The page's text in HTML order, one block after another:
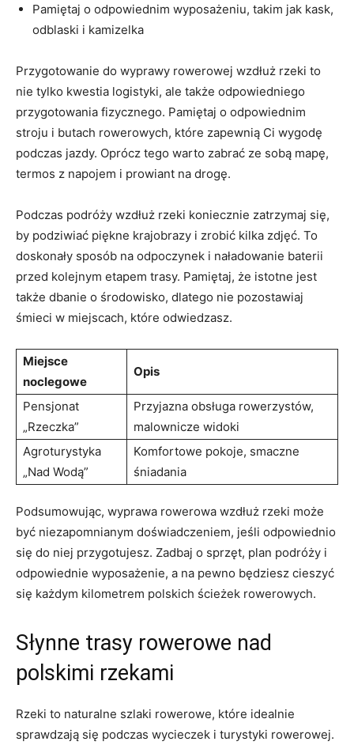
Pamiętaj o odpowiednim wyposażeniu, takim jak kask,
odblaski i kamizelka
Przygotowanie do wyprawy rowerowej wzdłuż​ rzeki to
nie tylko kwestia logistyki, ale także odpowiedniego
przygotowania fizycznego.‍ Pamiętaj o odpowiednim‍
stroju i butach rowerowych, które zapewnią Ci wygodę
podczas jazdy. Oprócz tego warto zabrać ze sobą ⁤mapę,
termos z napojem⁤ i prowiant na drogę.
Podczas podróży ​wzdłuż rzeki koniecznie zatrzymaj się,
by podziwiać piękne krajobrazy i zrobić kilka zdjęć. ⁣To
doskonały sposób na odpoczynek i ‌naładowanie baterii
przed kolejnym etapem trasy.‍ Pamiętaj, że istotne jest⁤
także dbanie o środowisko, dlatego nie pozostawiaj
śmieci w miejscach, które odwiedzasz.
Miejsce​
noclegowe
Opis
Pensjonat
„Rzeczka”
Przyjazna obsługa rowerzystów,
malownicze widoki
Agroturystyka
„Nad Wodą”
Komfortowe pokoje, smaczne
śniadania
Podsumowując, wyprawa rowerowa wzdłuż rzeki może
być niezapomnianym doświadczeniem, jeśli odpowiednio
się do niej przygotujesz. Zadbaj o sprzęt, plan podróży i
odpowiednie wyposażenie, a na pewno będziesz cieszyć
się każdym kilometrem polskich ścieżek rowerowych.
Słynne trasy rowerowe nad
polskimi rzekami
Rzeki to naturalne szlaki rowerowe, które idealnie‌
sprawdzają się podczas wycieczek i turystyki rowerowej.